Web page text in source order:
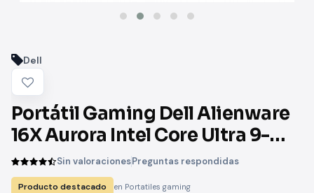
Dell
Portátil Gaming Dell Alienware
16X Aurora Intel Core Ultra 9-
275HX/ 32GB/ 1TB SSD/ GeForce
RTX 5070/ 16"/ Win11
Sin valoracionesPreguntas respondidas
Producto destacado en Portatiles gaming